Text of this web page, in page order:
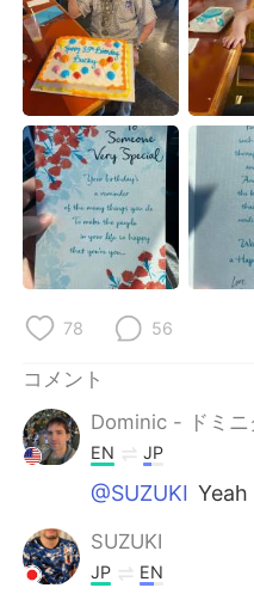
78 56
コメント
Dominic - ドミニ
EN JP
@SUZUKI
SUZUKI
JP EN